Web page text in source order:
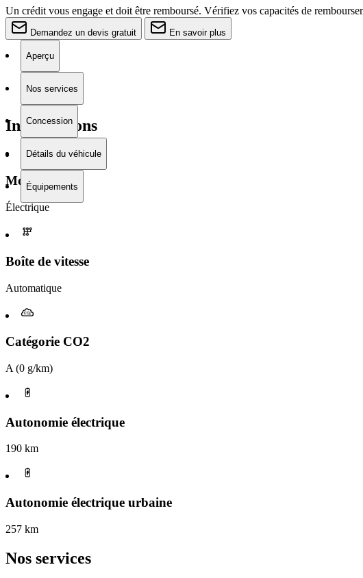
Un crédit vous engage et doit être remboursé. Vérifiez vos capacités de
Demandez un devis gratuit En savoir plus
Aperçu
Nos services
Concession
Détails du véhicule
Équipements
Informations
Moteur
Électrique
Boîte de vitesse​
Automatique
Catégorie CO2
A (0 g/km)
Autonomie électrique
190 km
Autonomie électrique urbaine
257 km
Nos services